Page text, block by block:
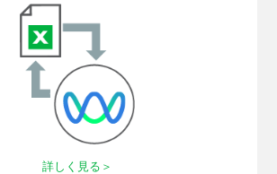
詳しく見る